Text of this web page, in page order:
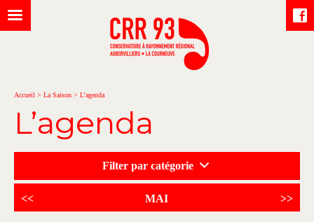
Accueil > La Saison > L’agenda
L’agenda
Filter par catégorie
<< MAI >>